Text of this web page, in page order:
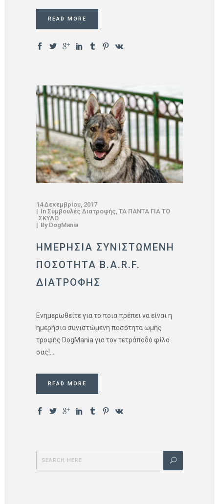
READ MORE
14 Δεκεμβρίου, 2017
In Συμβουλές Διατροφής, ΤΑ ΠΑΝΤΑ ΓΙΑ ΤΟ
ΣΚΥΛΟ
By DogMania
ΗΜΕΡΉΣΙΑ ΣΥΝΙΣΤΏΜΕΝΗ
ΠΟΣΌΤΗΤΑ B.A.R.F.
ΔΙΑΤΡΟΦΉΣ
Ενημερωθείτε για το ποια πρέπει να είναι η
ημερήσια συνιστώμενη ποσότητα ωμής
τροφής DogMania για τον τετράποδό φίλο
σας!...
READ MORE